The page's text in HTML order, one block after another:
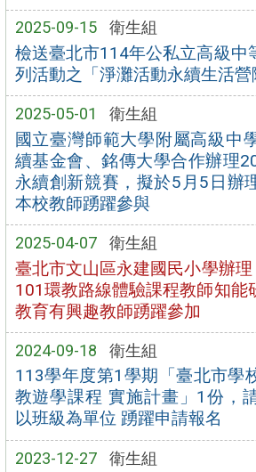
2025-09-15 衛生組
檢送臺北市114年公私立高級中
列活動之「淨灘活動永續生活
2025-05-01 衛生組
國立臺灣師範大學附屬高級中
續基金會、銘傳大學合作辦理
永續創新競賽，擬於5月5日辦
本校教師踴躍參與
2025-04-07 衛生組
臺北市文山區永建國民小學辦
101環教路線體驗課程教師知能
教育有興趣教師踴躍參加
2024-09-18 衛生組
113學年度第1學期「臺北市學
教遊學課程 實施計畫」1份，
以班級為單位 踴躍申請報名
2023-12-27 衛生組